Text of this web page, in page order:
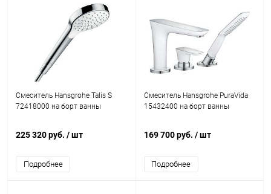
Смеситель Hansgrohe Talis S
72418000 на борт ванны
225 320 руб. / шт
Подробнее
Смеситель Hansgrohe PuraVida
15432400 на борт ванны
169 700 руб. / шт
Подробнее